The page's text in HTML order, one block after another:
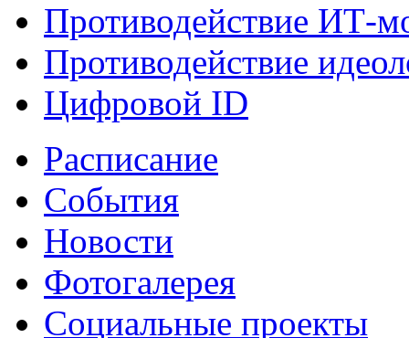
Противодействие ИТ-
Противодействие
Цифровой ID
Расписание
События
Новости
Фотогалерея
Социальные проекты